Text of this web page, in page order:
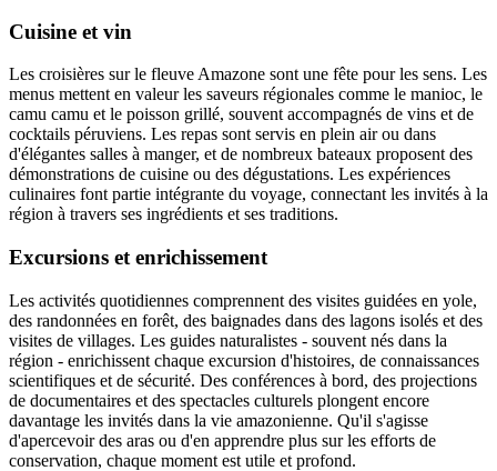
Cuisine et vin
Les croisières sur le fleuve Amazone sont une fête pour les sens. Les
menus mettent en valeur les saveurs régionales comme le manioc, le
camu camu et le poisson grillé, souvent accompagnés de vins et de
cocktails péruviens. Les repas sont servis en plein air ou dans
d'élégantes salles à manger, et de nombreux bateaux proposent des
démonstrations de cuisine ou des dégustations. Les expériences
culinaires font partie intégrante du voyage, connectant les invités à la
région à travers ses ingrédients et ses traditions.
Excursions et enrichissement
Les activités quotidiennes comprennent des visites guidées en yole,
des randonnées en forêt, des baignades dans des lagons isolés et des
visites de villages. Les guides naturalistes - souvent nés dans la
région - enrichissent chaque excursion d'histoires, de connaissances
scientifiques et de sécurité. Des conférences à bord, des projections
de documentaires et des spectacles culturels plongent encore
davantage les invités dans la vie amazonienne. Qu'il s'agisse
d'apercevoir des aras ou d'en apprendre plus sur les efforts de
conservation, chaque moment est utile et profond.